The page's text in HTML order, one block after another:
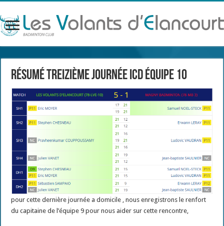
résumé treizième journée ICD équipe 10
pour cette dernière journée a domicile , nous enregistrons le renfort
du capitaine de l’équipe 9 pour nous aider sur cette rencontre,